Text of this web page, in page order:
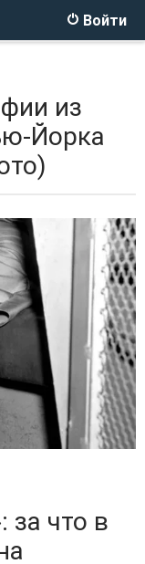
Войти
из
Йорка
за что в